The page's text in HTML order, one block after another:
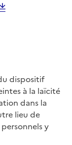
dispositif
à la laïcité
dans la
lieu de
y